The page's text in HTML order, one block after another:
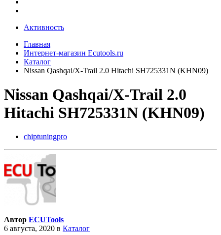
Активность
Главная
Интернет-магазин Ecutools.ru
Каталог
Nissan Qashqai/X-Trail 2.0 Hitachi SH725331N (KHN09)
Nissan Qashqai/X-Trail 2.0
Hitachi SH725331N (KHN09)
chiptuningpro
Автор ECUTools
6 августа, 2020 в Каталог